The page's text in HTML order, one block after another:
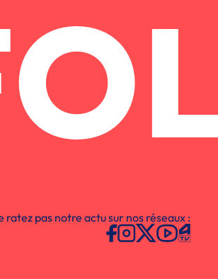
ratez pas notre actu sur nos réseaux :